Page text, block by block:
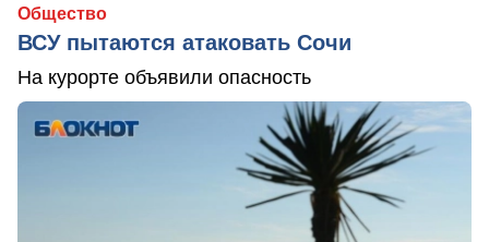
Общество
ВСУ пытаются атаковать Сочи
На курорте объявили опасность